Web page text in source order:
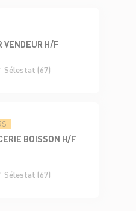
VENDEUR H/F
Sélestat (67)
BOISSON H/F
Sélestat (67)